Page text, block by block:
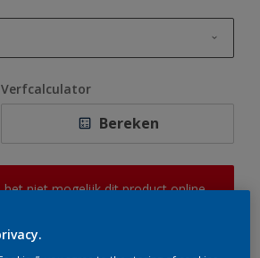
Verfcalculator
Bereken
niet mogelijk dit product online
voorraad aan te vullen.